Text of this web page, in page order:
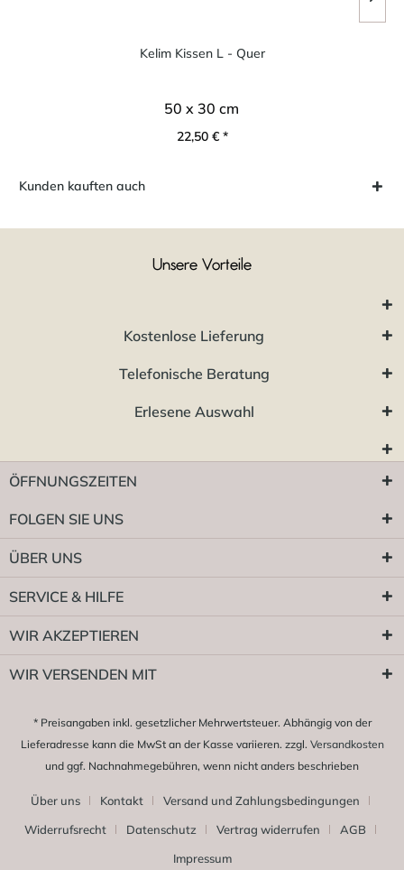
Kelim Kissen L - Quer
50 x 30 cm
22,50 € *
Kunden kauften auch
Unsere Vorteile
Kostenlose Lieferung
Telefonische Beratung
Erlesene Auswahl
ÖFFNUNGSZEITEN
FOLGEN SIE UNS
ÜBER UNS
SERVICE & HILFE
WIR AKZEPTIEREN
WIR VERSENDEN MIT
* Preisangaben inkl. gesetzlicher Mehrwertsteuer. Abhängig von der
Lieferadresse kann die MwSt an der Kasse variieren. zzgl. Versandkosten
und ggf. Nachnahmegebühren, wenn nicht anders beschrieben
Über uns Kontakt
Versand und Zahlungsbedingungen
Widerrufsrecht
Datenschutz Vertrag widerrufen
AGB
Impressum